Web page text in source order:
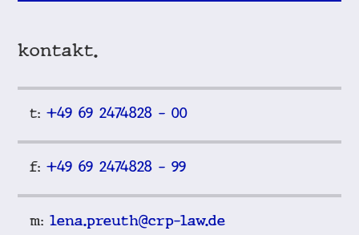
kontakt.
t:+49 69 2474828 – 00
f:+49 69 2474828 – 99
m:lena.preuth@crp-law.de